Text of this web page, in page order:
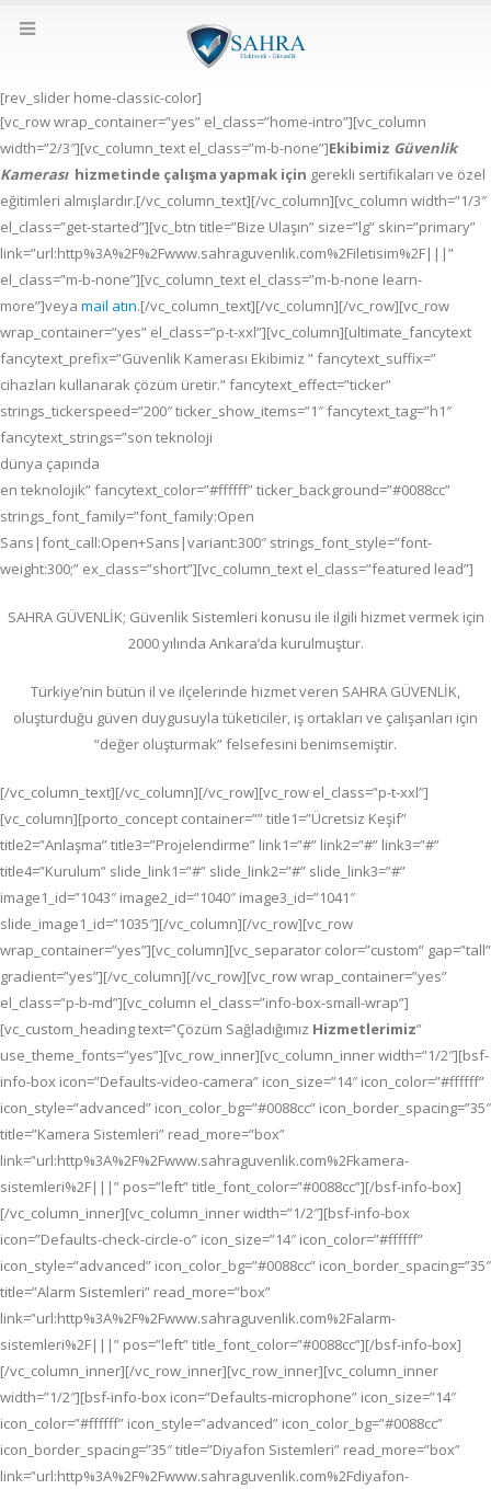
[rev_slider home-classic-color]
[vc_row wrap_container=”yes” el_class=”home-intro”][vc_column
width=”2/3″][vc_column_text el_class=”m-b-none”]Ekibimiz Güvenlik
Kamerasıhizmetinde çalışma yapmak için gerekli sertifikaları ve özel
eğitimleri almışlardır.[/vc_column_text][/vc_column][vc_column width=”1/3″
el_class=”get-started”][vc_btn title=”Bize Ulaşın” size=”lg” skin=”primary”
link=”url:http%3A%2F%2Fwww.sahraguvenlik.com%2Filetisim%2F|||”
el_class=”m-b-none”][vc_column_text el_class=”m-b-none learn-
more”]veya mail atın.[/vc_column_text][/vc_column][/vc_row][vc_row
wrap_container=”yes” el_class=”p-t-xxl”][vc_column][ultimate_fancytext
fancytext_prefix=”Güvenlik Kamerası Ekibimiz ” fancytext_suffix=”
cihazları kullanarak çözüm üretir.” fancytext_effect=”ticker”
strings_tickerspeed=”200″ ticker_show_items=”1″ fancytext_tag=”h1″
fancytext_strings=”son teknoloji
dünya çapında
en teknolojik” fancytext_color=”#ffffff” ticker_background=”#0088cc”
strings_font_family=”font_family:Open
Sans|font_call:Open+Sans|variant:300″ strings_font_style=”font-
weight:300;” ex_class=”short”][vc_column_text el_class=”featured lead”]
SAHRA GÜVENLİK; Güvenlik Sistemleri konusu ile ilgili hizmet vermek için
2000 yılında Ankara’da kurulmuştur.
Türkiye’nin bütün il ve ilçelerinde hizmet veren SAHRA GÜVENLİK,
oluşturduğu güven duygusuyla tüketiciler, iş ortakları ve çalışanları için
“değer oluşturmak” felsefesini benimsemiştir.
[/vc_column_text][/vc_column][/vc_row][vc_row el_class=”p-t-xxl”]
[vc_column][porto_concept container=”” title1=”Ücretsiz Keşif”
title2=”Anlaşma” title3=”Projelendirme” link1=”#” link2=”#” link3=”#”
title4=”Kurulum” slide_link1=”#” slide_link2=”#” slide_link3=”#”
image1_id=”1043″ image2_id=”1040″ image3_id=”1041″
slide_image1_id=”1035″][/vc_column][/vc_row][vc_row
wrap_container=”yes”][vc_column][vc_separator color=”custom” gap=”tall”
gradient=”yes”][/vc_column][/vc_row][vc_row wrap_container=”yes”
el_class=”p-b-md”][vc_column el_class=”info-box-small-wrap”]
[vc_custom_heading text=”Çözüm Sağladığımız Hizmetlerimiz”
use_theme_fonts=”yes”][vc_row_inner][vc_column_inner width=”1/2″][bsf-
info-box icon=”Defaults-video-camera” icon_size=”14″ icon_color=”#ffffff”
icon_style=”advanced” icon_color_bg=”#0088cc” icon_border_spacing=”35″
title=”Kamera Sistemleri” read_more=”box”
link=”url:http%3A%2F%2Fwww.sahraguvenlik.com%2Fkamera-
sistemleri%2F|||” pos=”left” title_font_color=”#0088cc”][/bsf-info-box]
[/vc_column_inner][vc_column_inner width=”1/2″][bsf-info-box
icon=”Defaults-check-circle-o” icon_size=”14″ icon_color=”#ffffff”
icon_style=”advanced” icon_color_bg=”#0088cc” icon_border_spacing=”35″
title=”Alarm Sistemleri” read_more=”box”
link=”url:http%3A%2F%2Fwww.sahraguvenlik.com%2Falarm-
sistemleri%2F|||” pos=”left” title_font_color=”#0088cc”][/bsf-info-box]
[/vc_column_inner][/vc_row_inner][vc_row_inner][vc_column_inner
width=”1/2″][bsf-info-box icon=”Defaults-microphone” icon_size=”14″
icon_color=”#ffffff” icon_style=”advanced” icon_color_bg=”#0088cc”
icon_border_spacing=”35″ title=”Diyafon Sistemleri” read_more=”box”
link=”url:http%3A%2F%2Fwww.sahraguvenlik.com%2Fdiyafon-